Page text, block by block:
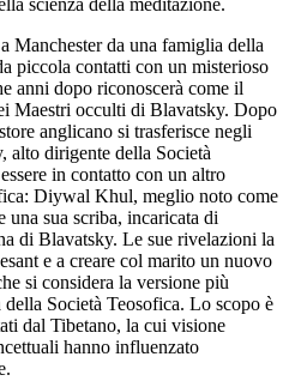
scienza della meditazione.
Manchester da una famiglia della
piccola contatti con un misterioso
anni dopo riconoscerà come il
Maestri occulti di Blavatsky. Dopo
anglicano si trasferisce negli
alto dirigente della Società
in contatto con un altro
Diywal Khul, meglio noto come
sua scriba, incaricata di
di Blavatsky. Le sue rivelazioni la
e a creare col marito un nuovo
si considera la versione più
Società Teosofica. Lo scopo è
dal Tibetano, la cui visione
hanno influenzato